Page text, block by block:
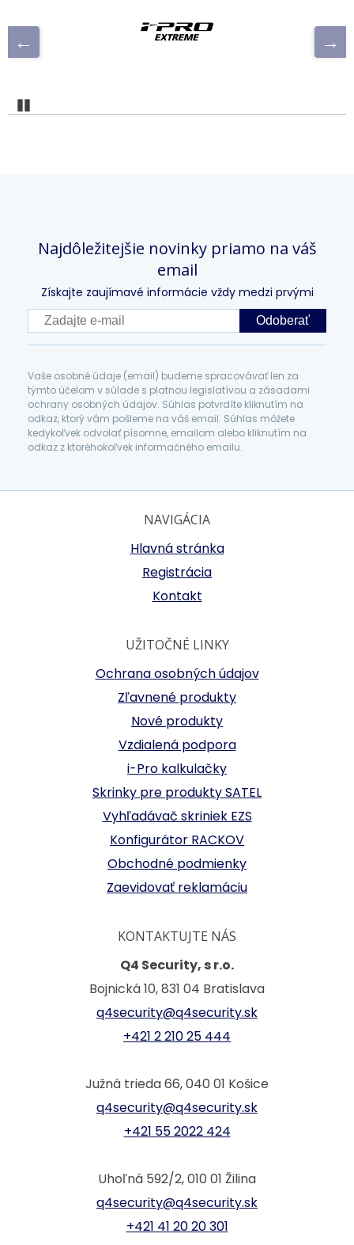
Najdôležitejšie novinky priamo na váš
email
Získajte zaujímavé informácie vždy medzi prvými
Odoberať
Vaše osobné údaje (email) budeme spracovávať len za
týmto účelom v súlade s platnou legislatívou a zásadami
ochrany osobných údajov. Súhlas potvrdíte kliknutím na
odkaz, ktorý vám pošleme na váš email. Súhlas môžete
kedykoľvek odvolať písomne, emailom alebo kliknutím na
odkaz z ktoréhokoľvek informačného emailu.
NAVIGÁCIA
Hlavná stránka
Registrácia
Kontakt
UŽITOČNÉ LINKY
Ochrana osobných údajov
Zľavnené produkty
Nové produkty
Vzdialená podpora
i-Pro kalkulačky
Skrinky pre produkty SATEL
Vyhľadávač skriniek EZS
Konfigurátor RACKOV
Obchodné podmienky
Zaevidovať reklamáciu
KONTAKTUJTE NÁS
Q4 Security, s r.o.
Bojnická 10, 831 04 Bratislava
q4security@q4security.sk
+421 2 210 25 444
Južná trieda 66, 040 01 Košice
q4security@q4security.sk
+421 55 2022 424
Uhoľná 592/2, 010 01 Žilina
q4security@q4security.sk
+421 41 20 20 301